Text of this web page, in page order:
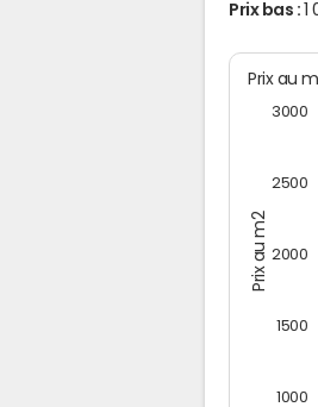
Prix bas :
Prix au m2
1000
1500
2000
2500
3000